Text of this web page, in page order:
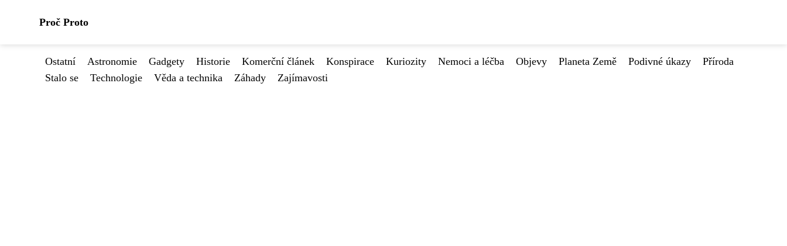
Proč Proto
Ostatní Astronomie Gadgety Historie Komerční článek Konspirace Kuriozity Nemoci a léčba Objevy Planeta Země Podivné úkazy
Příroda
Stalo se
Technologie Věda a technika Záhady Zajímavosti